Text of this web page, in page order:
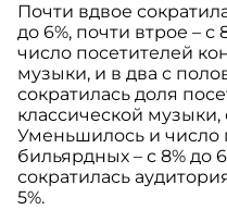
Почти вдвое
до 6%, почти втрое –
число посетителей
музыки, и в два с
сократилась доля
классической
Уменьшилось и число
бильярдных – с 8% до
сократилась
5%.